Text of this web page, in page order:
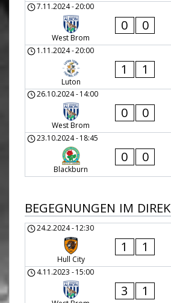
7.11.2024-20:00
West Brom
0 0
1.11.2024-20:00
Luton
1 1
26.10.2024-14:00
West Brom
0 0
23.10.2024-18:45
Blackburn
0 0
BEGEGNUNGEN IM
24.2.2024-12:30
Hull City
1 1
4.11.2023 -15:00
3 1